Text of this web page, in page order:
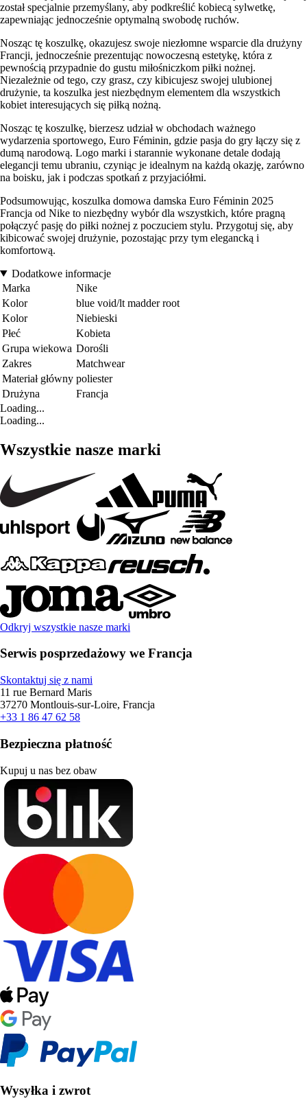
został specjalnie przemyślany, aby podkreślić kobiecą sylwetkę,
zapewniając jednocześnie optymalną swobodę ruchów.
Nosząc tę koszulkę, okazujesz swoje niezłomne wsparcie dla drużyny
Francji, jednocześnie prezentując nowoczesną estetykę, która z
pewnością przypadnie do gustu miłośniczkom piłki nożnej.
Niezależnie od tego, czy grasz, czy kibicujesz swojej ulubionej
drużynie, ta koszulka jest niezbędnym elementem dla wszystkich
kobiet interesujących się piłką nożną.
Nosząc tę koszulkę, bierzesz udział w obchodach ważnego
wydarzenia sportowego, Euro Féminin, gdzie pasja do gry łączy się z
dumą narodową. Logo marki i starannie wykonane detale dodają
elegancji temu ubraniu, czyniąc je idealnym na każdą okazję, zarówno
na boisku, jak i podczas spotkań z przyjaciółmi.
Podsumowując, koszulka domowa damska Euro Féminin 2025
Francja od Nike to niezbędny wybór dla wszystkich, które pragną
połączyć pasję do piłki nożnej z poczuciem stylu. Przygotuj się, aby
kibicować swojej drużynie, pozostając przy tym elegancką i
komfortową.
Dodatkowe informacje
Marka
Nike
Kolor
blue void/lt madder root
Kolor
Niebieski
Płeć
Kobieta
Grupa wiekowa Dorośli
Zakres
Matchwear
Materiał główny poliester
Drużyna
Francja
Loading...
Loading...
Wszystkie nasze marki
Odkryj wszystkie nasze marki
Serwis posprzedażowy we Francja
Skontaktuj się z nami
11 rue Bernard Maris
37270 Montlouis-sur-Loire, Francja
+33 1 86 47 62 58
Bezpieczna płatność
Kupuj u nas bez obaw
Wysyłka i zwrot